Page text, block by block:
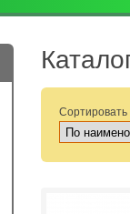
Сортировать